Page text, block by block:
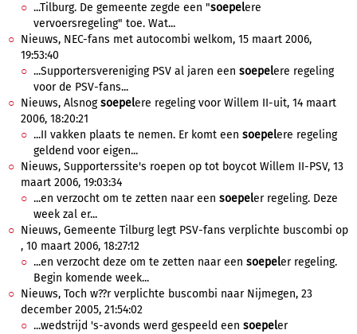
...Tilburg. De gemeente zegde een "soepelere
vervoersregeling" toe. Wat...
Nieuws, NEC-fans met autocombi welkom, 15 maart 2006,
19:53:40
...Supportersvereniging PSV al jaren een soepelere regeling
voor de PSV-fans...
Nieuws, Alsnogsoepelere regeling voor Willem II-uit, 14 maart
2006, 18:20:21
...II vakken plaats te nemen. Er komt een soepelere regeling
geldend voor eigen...
Nieuws, Supporterssite's roepen op tot boycot Willem II-PSV, 13
maart 2006, 19:03:34
...en verzocht om te zetten naar een soepeler regeling. Deze
week zal er...
Nieuws, Gemeente Tilburg legt PSV-fans verplichte buscombi op
, 10 maart 2006, 18:27:12
...en verzocht deze om te zetten naar een soepeler regeling.
Begin komende week...
Nieuws, Toch w??r verplichte buscombi naar Nijmegen, 23
december 2005, 21:54:02
...wedstrijd 's-avonds werd gespeeld een soepeler